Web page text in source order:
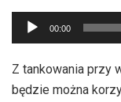
Odtwarzacz
plików
dźwiękowych
00:00
Z tankowania przy
będzie można